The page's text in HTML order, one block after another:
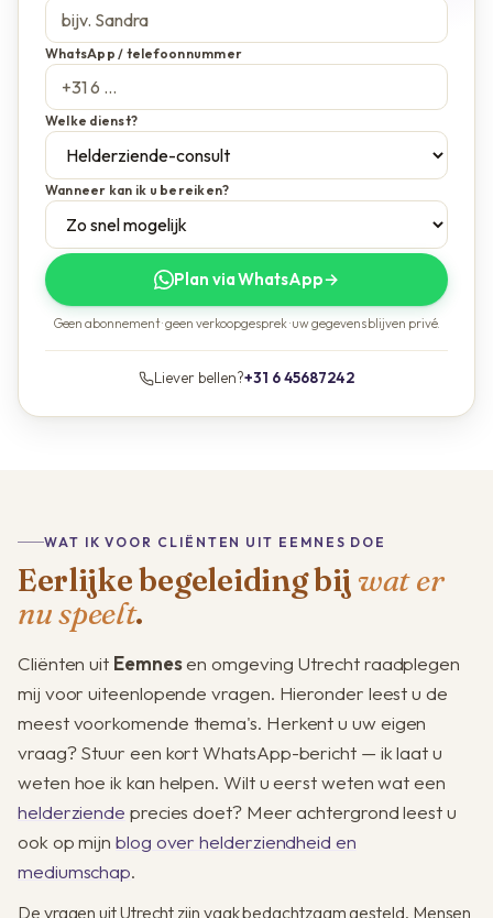
WhatsApp / telefoonnummer
Welke dienst?
Wanneer kan ik u bereiken?
Plan via WhatsApp→
Geen abonnement · geen verkoopgesprek · uw gegevens blijven privé.
Liever bellen?+31 6 45687242
WAT IK VOOR CLIËNTEN UIT EEMNES DOE
Eerlijke begeleiding bij wat er
nu speelt.
Cliënten uit Eemnesen omgeving Utrecht raadplegen
mij voor uiteenlopende vragen. Hieronder leest u de
meest voorkomende thema's. Herkent u uw eigen
vraag? Stuur een kort WhatsApp-bericht — ik laat u
weten hoe ik kan helpen. Wilt u eerst weten wat een
helderziende precies doet? Meer achtergrond leest u
ook op mijnblog over helderziendheid en
mediumschap.
De vragen uit Utrecht zijn vaak bedachtzaam gesteld. Mensen